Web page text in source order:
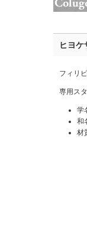
ヒヨケ
フィリ
専用ス
学
和
材